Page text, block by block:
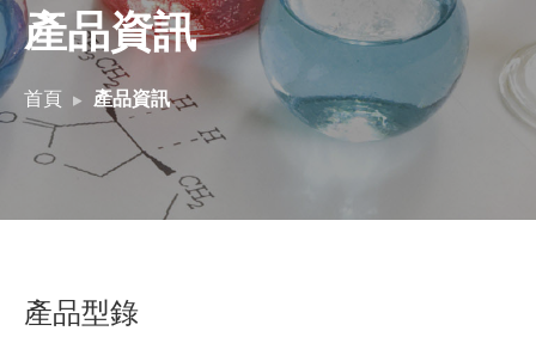
產品資訊
首頁 產品資訊
產品型錄